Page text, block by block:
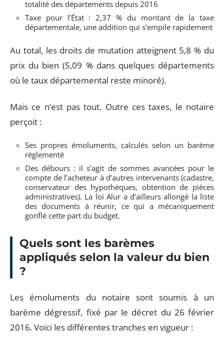
totalité des départements depuis 2016
Taxe pour l’État : 2,37 % du montant de la taxe
départementale, une addition qui s’empile rapidement
Au total, les droits de mutation atteignent 5,8 % du
prix du bien (5,09 % dans quelques départements
où le taux départemental reste minoré).
Mais ce n’est pas tout. Outre ces taxes, le notaire
perçoit :
Ses propres émoluments, calculés selon un barème
réglementé
Des débours : il s’agit de sommes avancées pour le
compte de l’acheteur à d’autres intervenants (cadastre,
conservateur des hypothèques, obtention de pièces
administratives). La loi Alur a d’ailleurs allongé la liste
des documents à réunir, ce qui a mécaniquement
gonflé cette part du budget.
Quels sont les barèmes
appliqués selon la valeur du bien
?
Les émoluments du notaire sont soumis à un
barème dégressif, fixé par le décret du 26 février
2016. Voici les différentes tranches en vigueur :